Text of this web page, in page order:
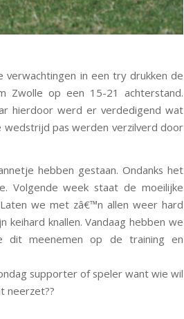
in een try drukken de
Zwolle op een 15-21 achterstand.
hierdoor werd er verdedigend wat
pas werden verzilverd door
hebben gestaan. Ondanks het
Volgende week staat de moeilijke
we met zâ€™n allen weer hard
knallen. Vandaag hebben we
meenemen op de training en
supporter of speler want wie wil
neerzet??